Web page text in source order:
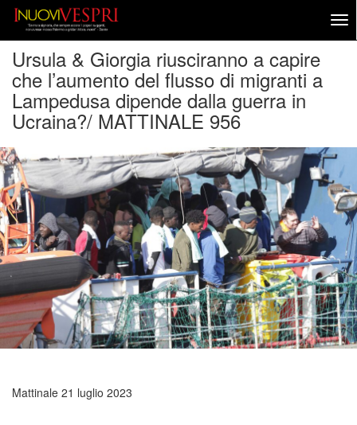
Ursula & Giorgia riusciranno a capire
che l’aumento del flusso di migranti a
Lampedusa dipende dalla guerra in
Ucraina?/ MATTINALE 956
Mattinale 21 luglio 2023